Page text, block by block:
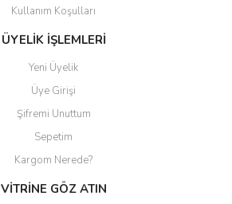
Kullanım Koşulları
ÜYELİK İŞLEMLERİ
Yeni Üyelik
Üye Girişi
Şifremi Unuttum
Sepetim
Kargom Nerede?
VİTRİNE GÖZ ATIN